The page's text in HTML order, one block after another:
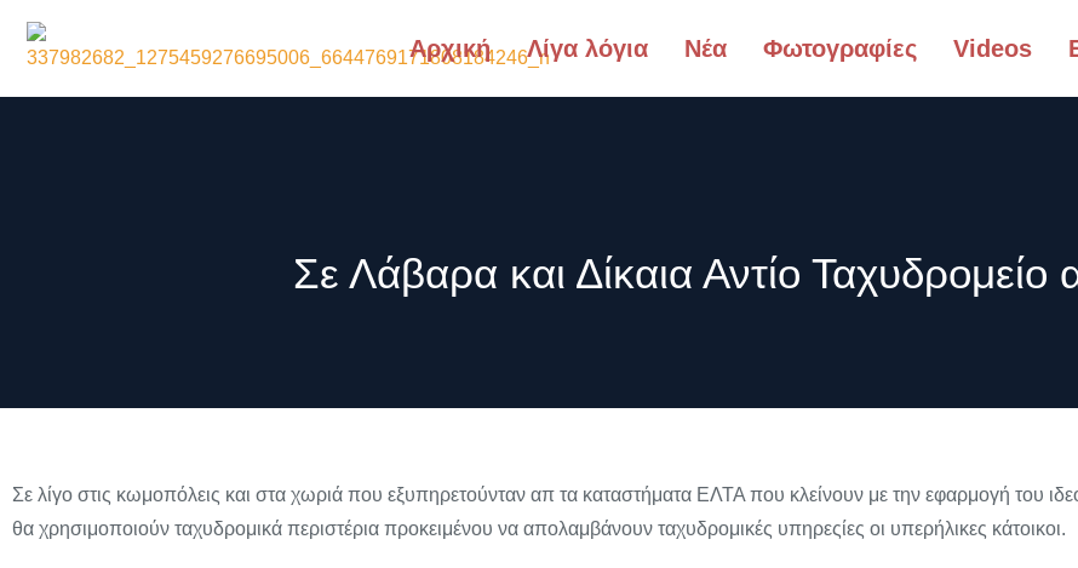
Αρχική Λίγα λόγια Νέα Φωτογραφίες Videos
Σε Λάβαρα και Δίκαια Αντίο
Σε λίγο στις κωμοπόλεις και στα χωριά που εξυπηρετούνταν απ τα καταστήματα ΕΛΤΑ που κλείνουν με την εφαρμογή του
θα χρησιμοποιούν ταχυδρομικά περιστέρια προκειμένου να απολαμβάνουν ταχυδρομικές υπηρεςίες οι υπερήλικες κάτοικοι.